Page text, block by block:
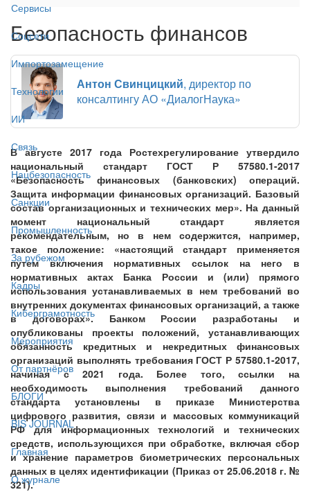
Сервисы
Соцсети
Импортозамещение
Технологии
ИИ
Связь
Нацбезопасность
Санкции
Промышленность
За рубежом
Кадры
Киберграмотность
Мероприятия
От партнёров
БЛОГИ
BIS JOURNAL
Главная
О журнале
Безопасность финансов
Антон Свинцицкий, директор по
консалтингу АО «ДиалогНаука»
В августе 2017 года Ростехрегулирование утвердило
национальный стандарт ГОСТ Р 57580.1-2017
«Безопасность финансовых (банковских) операций.
Защита информации финансовых организаций. Базовый
состав организационных и технических мер». На данный
момент национальный стандарт является
рекомендательным, но в нем содержится, например,
такое положение: «настоящий стандарт применяется
путем включения нормативных ссылок на него в
нормативных актах Банка России и (или) прямого
использования устанавливаемых в нем требований во
внутренних документах финансовых организаций, а также
в договорах». Банком России разработаны и
опубликованы проекты положений, устанавливающих
обязанность кредитных и некредитных финансовых
организаций выполнять требования ГОСТ Р 57580.1-2017,
начиная с 2021 года. Более того, ссылки на
необходимость выполнения требований данного
стандарта установлены в приказе Министерства
цифрового развития, связи и массовых коммуникаций
РФ для информационных технологий и технических
средств, использующихся при обработке, включая сбор
и хранение параметров биометрических персональных
данных в целях идентификации (Приказ от 25.06.2018 г. №
321).